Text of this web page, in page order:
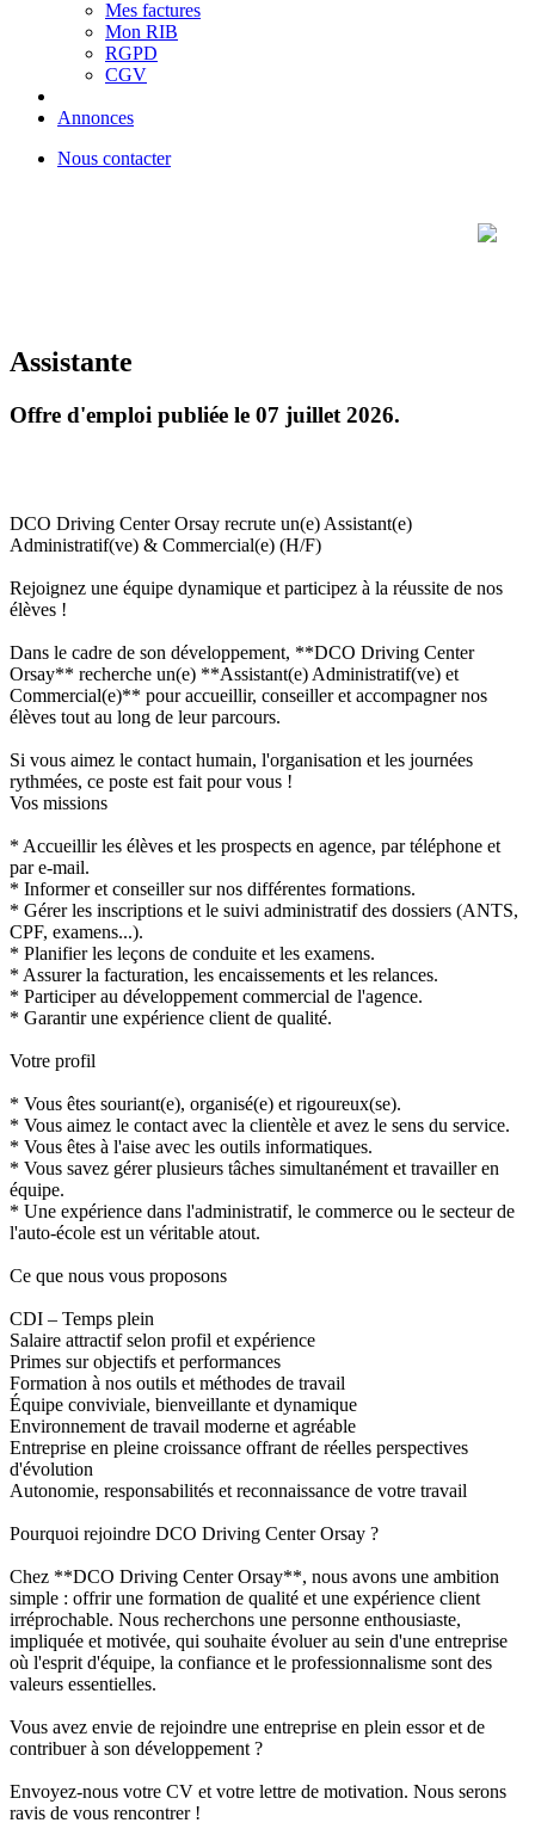
Mes factures
Mon RIB
RGPD
CGV
Annonces
Nous contacter
Assistante
Offre d'emploi publiée le 07 juillet 2026.
DCO Driving Center Orsay recrute un(e) Assistant(e)
Administratif(ve) & Commercial(e) (H/F)
Rejoignez une équipe dynamique et participez à la réussite de nos
élèves !
Dans le cadre de son développement, **DCO Driving Center
Orsay** recherche un(e) **Assistant(e) Administratif(ve) et
Commercial(e)** pour accueillir, conseiller et accompagner nos
élèves tout au long de leur parcours.
Si vous aimez le contact humain, l'organisation et les journées
rythmées, ce poste est fait pour vous !
Vos missions
* Accueillir les élèves et les prospects en agence, par téléphone et
par e-mail.
* Informer et conseiller sur nos différentes formations.
* Gérer les inscriptions et le suivi administratif des dossiers (ANTS,
CPF, examens...).
* Planifier les leçons de conduite et les examens.
* Assurer la facturation, les encaissements et les relances.
* Participer au développement commercial de l'agence.
* Garantir une expérience client de qualité.
Votre profil
* Vous êtes souriant(e), organisé(e) et rigoureux(se).
* Vous aimez le contact avec la clientèle et avez le sens du service.
* Vous êtes à l'aise avec les outils informatiques.
* Vous savez gérer plusieurs tâches simultanément et travailler en
équipe.
* Une expérience dans l'administratif, le commerce ou le secteur de
l'auto-école est un véritable atout.
Ce que nous vous proposons
CDI – Temps plein
Salaire attractif selon profil et expérience
Primes sur objectifs et performances
Formation à nos outils et méthodes de travail
Équipe conviviale, bienveillante et dynamique
Environnement de travail moderne et agréable
Entreprise en pleine croissance offrant de réelles perspectives
d'évolution
Autonomie, responsabilités et reconnaissance de votre travail
Pourquoi rejoindre DCO Driving Center Orsay ?
Chez **DCO Driving Center Orsay**, nous avons une ambition
simple : offrir une formation de qualité et une expérience client
irréprochable. Nous recherchons une personne enthousiaste,
impliquée et motivée, qui souhaite évoluer au sein d'une entreprise
où l'esprit d'équipe, la confiance et le professionnalisme sont des
valeurs essentielles.
Vous avez envie de rejoindre une entreprise en plein essor et de
contribuer à son développement ?
Envoyez-nous votre CV et votre lettre de motivation. Nous serons
ravis de vous rencontrer !